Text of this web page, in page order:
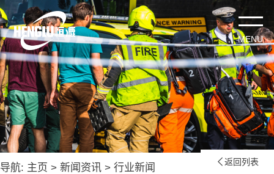
导航: 主页 > 新闻资讯 > 行业新闻  返回列表